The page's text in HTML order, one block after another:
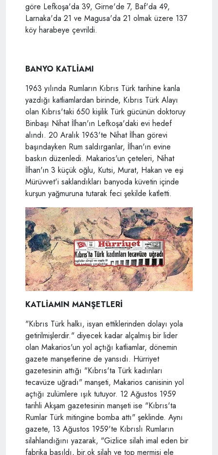
göre Lefkoşa'da 39, Girne'de 7, Baf'da 49,
Larnaka'da 21 ve Magusa'da 21 olmak üzere 137
köy harabeye çevrildi.
BANYO KATLİAMI
1963 yılında Rumların Kıbrıs Türk tarihine kanla
yazdığı katliamlardan birinde, Kıbrıs Türk Alayı
olan Kıbrıs'taki 650 kişilik Türk gücünün doktoruy
Binbaşı Nihat İlhan'ın Lefkoşa'daki evi hedef
alındı. 20 Aralık 1963'te Nihat İlhan görevi
başındayken Rum saldırganlar, İlhan'ın evine
baskın düzenledi. Makarios'un çeteleri, Nihat
İlhan'ın 3 küçük oğlu, Kutsi, Murat, Hakan ve eşi
Mürüvvet'i saklandıkları banyoda küvetin içinde
kurşun yağmuruna tutarak feci şekilde katletti.
KATLİAMIN MANŞETLERİ
"Kıbrıs Türk halkı, isyan ettiklerinden dolayı yola
getirilmişlerdir." diyecek kadar alçalmış bir lider
olan Makarios'un yol açtığı katliamlar, dönemin
gazete manşetlerine de yansıdı. Hürriyet
gazetesinin attığı "Kıbrıs'ta Türk kadınları
tecavüze uğradı" manşeti, Makarios canisinin yol
açtığı zulümlere ışık tutuyor. 12 Ağustos 1959
tarihli Akşam gazetesinin manşeti ise "Kıbrıs'ta
Rumlar Türk mitingine bomba attı" şeklinde. Aynı
gazete, 13 Ağustos 1959'te Kıbrıslı Rumların
silahlandığını yazarak, "Gizlice silah imal eden bir
fabrika basıldı, bir.ok silah ve top mermisi ele